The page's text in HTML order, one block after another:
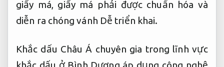
giấy má, giấy má phải được chuẩn hóa và
diễn ra chóng vánh Dễ triển khai.
Khắc dấu Châu Á chuyên gia trong lĩnh vực
khắc dấu ở Bình Dương áp dụng công nghệ